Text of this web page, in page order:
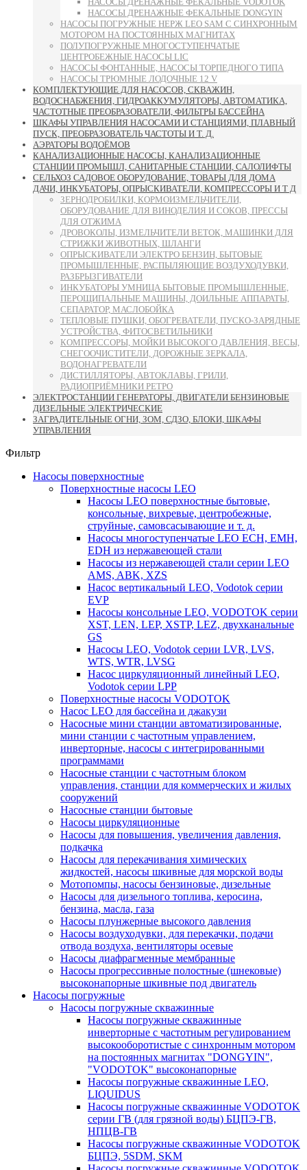
НАСОСЫ ДРЕНАЖНЫЕ ФЕКАЛЬНЫЕ DONGYIN
НАСОСЫ ПОГРУЖНЫЕ НЕРЖ LEO SAM С СИНХРОННЫМ
МОТОРОМ НА ПОСТОЯННЫХ МАГНИТАХ
ПОЛУПОГРУЖНЫЕ МНОГОСТУПЕНЧАТЫЕ
ЦЕНТРОБЕЖНЫЕ НАСОСЫ LIC
НАСОСЫ ФОНТАННЫЕ, НАСОСЫ ТОРПЕДНОГО ТИПА
НАСОСЫ ТРЮМНЫЕ ЛОДОЧНЫЕ 12 V
КОМПЛЕКТУЮЩИЕ ДЛЯ НАСОСОВ, СКВАЖИН,
ВОДОСНАБЖЕНИЯ, ГИДРОАККУМУЛЯТОРЫ, АВТОМАТИКА,
ЧАСТОТНЫЕ ПРЕОБРАЗОВАТЕЛИ, ФИЛЬТРЫ БАССЕЙНА
ШКАФЫ УПРАВЛЕНИЯ НАСОСАМИ И СТАНЦИЯМИ, ПЛАВНЫЙ
ПУСК, ПРЕОБРАЗОВАТЕЛЬ ЧАСТОТЫ И Т. Д.
АЭРАТОРЫ ВОДОЁМОВ
КАНАЛИЗАЦИОННЫЕ НАСОСЫ, КАНАЛИЗАЦИОННЫЕ
СТАНЦИИ ПРОМЫШЛ, САНИТАРНЫЕ СТАНЦИИ, САЛОЛИФТЫ
СЕЛЬХОЗ САДОВОЕ ОБОРУДОВАНИЕ, ТОВАРЫ ДЛЯ ДОМА
ДАЧИ, ИНКУБАТОРЫ, ОПРЫСКИВАТЕЛИ, КОМПРЕССОРЫ И Т Д
ЗЕРНОДРОБИЛКИ, КОРМОИЗМЕЛЬЧИТЕЛИ,
ОБОРУДОВАНИЕ ДЛЯ ВИНОДЕЛИЯ И СОКОВ, ПРЕССЫ
ДЛЯ ОТЖИМА
ДРОВОКОЛЫ, ИЗМЕЛЬЧИТЕЛИ ВЕТОК, МАШИНКИ ДЛЯ
СТРИЖКИ ЖИВОТНЫХ, ШЛАНГИ
ОПРЫСКИВАТЕЛИ ЭЛЕКТРО БЕНЗИН, БЫТОВЫЕ
ПРОМЫШЛЕННЫЕ, РАСПЫЛЯЮЩИЕ ВОЗДУХОДУВКИ,
РАЗБРЫЗГИВАТЕЛИ
ИНКУБАТОРЫ УМНИЦА БЫТОВЫЕ ПРОМЫШЛЕННЫЕ,
ПЕРОЩИПАЛЬНЫЕ МАШИНЫ, ДОИЛЬНЫЕ АППАРАТЫ,
СЕПАРАТОР, МАСЛОБОЙКА
ТЕПЛОВЫЕ ПУШКИ, ОБОГРЕВАТЕЛИ, ПУСКО-ЗАРЯДНЫЕ
УСТРОЙСТВА, ФИТОСВЕТИЛЬНИКИ
КОМПРЕССОРЫ, МОЙКИ ВЫСОКОГО ДАВЛЕНИЯ, ВЕСЫ,
СНЕГООЧИСТИТЕЛИ, ДОРОЖНЫЕ ЗЕРКАЛА,
ВОДОНАГРЕВАТЕЛИ
ДИСТИЛЛЯТОРЫ, АВТОКЛАВЫ, ГРИЛИ,
РАДИОПРИЁМНИКИ РЕТРО
ЭЛЕКТРОСТАНЦИИ ГЕНЕРАТОРЫ, ДВИГАТЕЛИ БЕНЗИНОВЫЕ
ДИЗЕЛЬНЫЕ ЭЛЕКТРИЧЕСКИЕ
ЗАГРАДИТЕЛЬНЫЕ ОГНИ, ЗОМ, СДЗО, БЛОКИ, ШКАФЫ
УПРАВЛЕНИЯ
Фильтр
Насосы поверхностные
Поверхностные насосы LEO
Насосы LEO поверхностные бытовые,
консольные, вихревые, центробежные,
струйные, самовсасывающие и т. д.
Насосы многоступенчатые LEO ECH, EMH,
EDH из нержавеющей стали
Насосы из нержавеющей стали серии LEO
AMS, ABK, XZS
Насос вертикальный LEO, Vodotok серии
EVP
Насосы консольные LEO, VODOTOK серии
XST, LEN, LEP, XSTP, LEZ, двухканальные
GS
Насосы LEO, Vodotok серии LVR, LVS,
WTS, WTR, LVSG
Насос циркуляционный линейный LEO,
Vodotok серии LPP
Поверхностные насосы VODOTOK
Насос LEO для бассейна и джакузи
Насосные мини станции автоматизированные,
мини станции с частотным управлением,
инверторные, насосы с интегрированными
программами
Насосные станции с частотным блоком
управления, станции для коммерческих и жилых
сооружений
Насосные станции бытовые
Насосы циркуляционные
Насосы для повышения, увеличения давления,
подкачка
Насосы для перекачивания химических
жидкостей, насосы шкивные для морской воды
Мотопомпы, насосы бензиновые, дизельные
Насосы для дизельного топлива, керосина,
бензина, масла, газа
Насосы плунжерные высокого давления
Насосы воздуходувки, для перекачки, подачи
отвода воздуха, вентиляторы осевые
Насосы диафрагменные мембранные
Насосы прогрессивные полостные (шнековые)
высоконапорные шкивные под двигатель
Насосы погружные
Насосы погружные скважинные
Насосы погружные скважинные
инверторные с частотным регулированием
высокооборотистые с синхронным мотором
на постоянных магнитах "DONGYIN",
"VODOTOK" высоконапорные
Насосы погружные скважинные LEO,
LIQUIDUS
Насосы погружные скважинные VODOTOK
серии ГВ (для грязной воды) БЦПЭ-ГВ,
НПЦВ-ГВ
Насосы погружные скважинные VODOTOK
БЦПЭ, 5SDM, SKM